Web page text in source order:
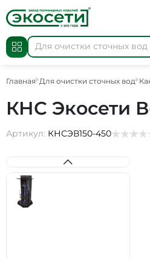
Главная Для очистки сточных вод
КНС Экосети
Артикул: КНСЭВ150-450